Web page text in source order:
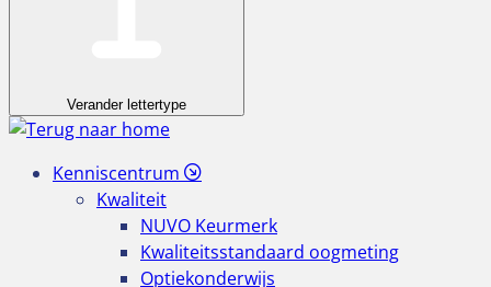
Verander lettertype
Kenniscentrum
Kwaliteit
NUVO Keurmerk
Kwaliteitsstandaard oogmeting
Optiekonderwijs